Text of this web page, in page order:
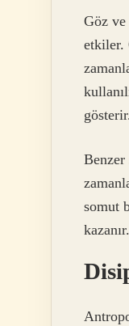
Göz ve
etkiler.
Benzer
somut
kazanır.